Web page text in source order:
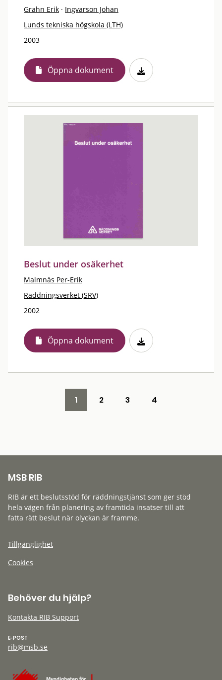
Grahn Erik · Ingvarson Johan
Lunds tekniska högskola (LTH)
2003
Öppna dokument
Beslut under osäkerhet
Malmnäs Per-Erik
Räddningsverket (SRV)
2002
Öppna dokument
1 2 3 4
MSB RIB
RIB är ett beslutsstöd för räddningstjänst som ger stöd
hela vägen från planering av framtida insatser till att
fatta rätt beslut när olyckan är framme.
Tillgänglighet
Cookies
Behöver du hjälp?
Kontakta RIB Support
E-POST
rib@msb.se